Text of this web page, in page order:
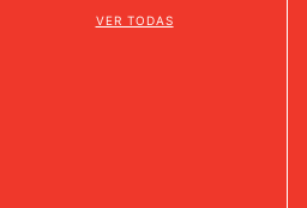
VER TODAS